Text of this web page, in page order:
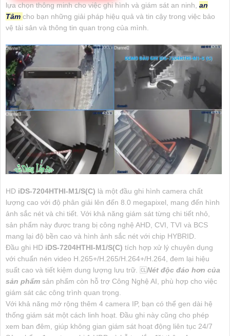
lựa chọn thông minh cho việc ghi hình và giám sát an ninh, an
Tâm cho bạn những giải pháp hiệu quả và tin cậy trong việc bảo
vệ tài sản và thông tin quan trọng của mình.
HD iDS-7204HTHI-M1/S(C) là một đầu ghi hình camera chất
lượng cao với độ phân giải lên đến 8.0 megapixel, mang đến hình
ảnh sắc nét và chi tiết. Với khả năng giám sát từng chi tiết nhỏ,
sản phẩm này được trang bị công nghệ AHD, CVI, TVI và BCS
mang lại độ bền cao và hình ảnh sắc nét với chip HYBRID.
Đầu ghi HD iDS-7204HTHI-M1/S(C) tích hợp xử lý chuyên dụng
với chuẩn nén video H.265+/H.265/H.264+/H.264, đem lại hiệu
suất cao và tiết kiệm dung lượng lưu trữ. 🆑Nét độc đáo hơn của
sản phẩm sản phẩm còn hỗ trợ Công Nghệ AI, phù hợp cho việc
giám sát các công trình quan trọng.
Với khả năng mở rộng thêm 4 camera IP, bạn có thể gen dài hệ
thống giám sát một cách linh hoạt. Đầu ghi này cũng cho phép
xem ban đêm, giúp không gian giám sát hoạt động liên tục 24/7